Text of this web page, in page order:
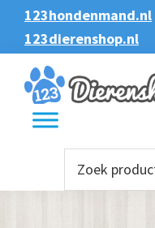
Spring
naar
de
hoofdnavigatie
Door
naar
de
hoofd
inhoud
Spring
naar
de
voettekst
123hondenmand.nl
123dierenshop.nl
Zoeken
Zoeken
naar: